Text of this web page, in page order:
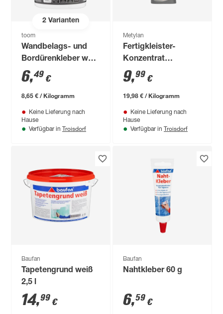
2Varianten
toom
Wandbelags- und
Bordürenkleber weiß
750 g
6,49 €
8,65 € / Kilogramm
Keine Lieferung nach
Hause
Verfügbar in Troisdorf
Metylan
Fertigkleister-
Konzentrat
'Raufaser'
transparent 500 g
9,99 €
19,98 € / Kilogramm
Keine Lieferung nach
Hause
Verfügbar in Troisdorf
Baufan
Tapetengrund weiß
2,5 l
14,99 €
Baufan
Nahtkleber 60 g
6,59 €